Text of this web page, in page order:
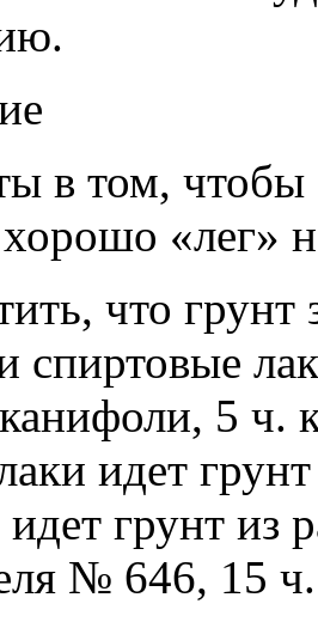
в том, чтобы
«лег»
что грунт
спиртовые
5 ч.
идет
грунт из
№ 646, 15